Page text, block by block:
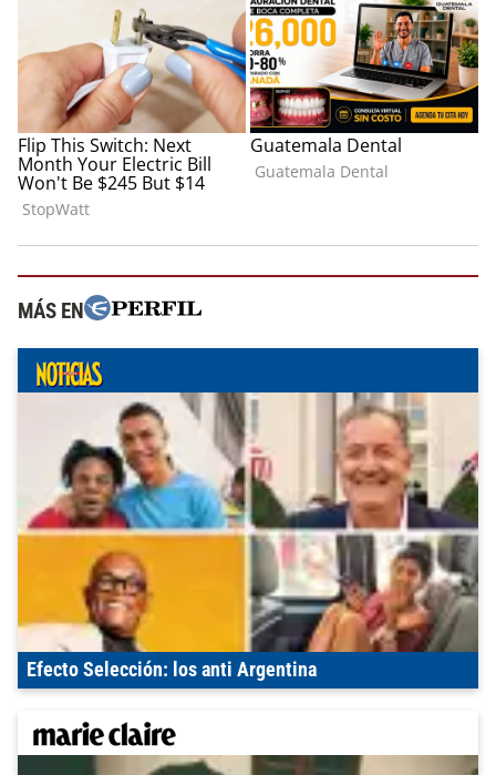
MÁS EN
Efecto Selección: los anti Argentina